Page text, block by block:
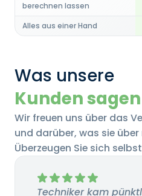
berechnen lassen
Alles aus einer Hand
Was unsere
Kunden sagen
Wir freuen uns über das
und darüber, was sie
Überzeugen Sie sich
Techniker kam